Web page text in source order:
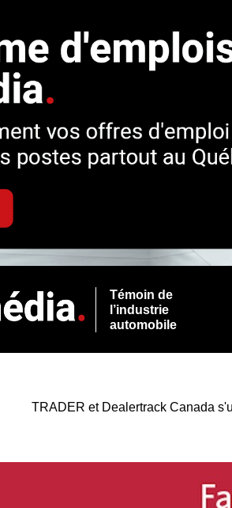
Témoin de
l’industrie
automobile